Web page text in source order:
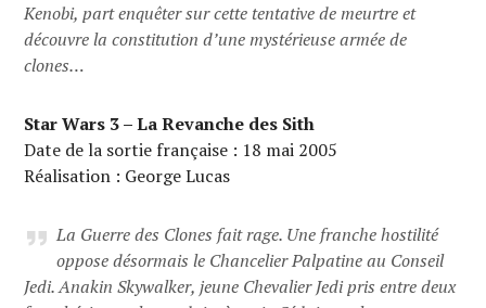
Kenobi, part enquêter sur cette tentative de meurtre et
découvre la constitution d’une mystérieuse armée de
clones…
Star Wars 3 – La Revanche des Sith
Date de la sortie française : 18 mai 2005
Réalisation : George Lucas
La Guerre des Clones fait rage. Une franche hostilité
oppose désormais le Chancelier Palpatine au Conseil
Jedi. Anakin Skywalker, jeune Chevalier Jedi pris entre deux